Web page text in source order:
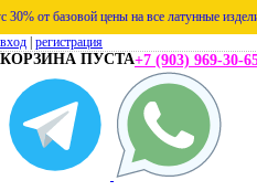
цены на все латунные изделия!!! Минус
вход регистрация
КОРЗИНА ПУСТА+7 (903) 969-30-